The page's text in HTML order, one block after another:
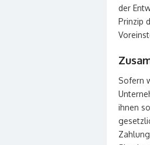
der
Prinzip
Sofern
ihnen